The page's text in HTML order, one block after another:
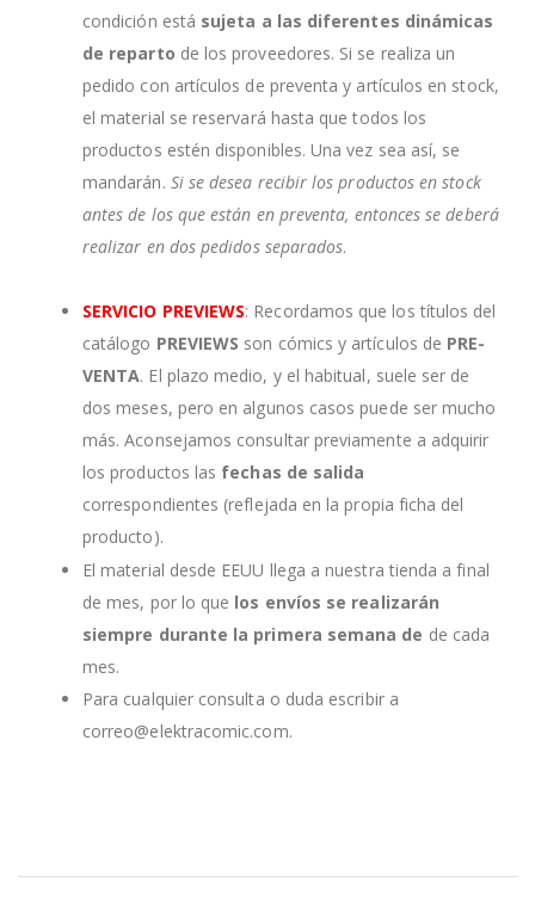
condición está sujeta a las diferentes dinámicas
de reparto de los proveedores. Si se realiza un
pedido con artículos de preventa y artículos en stock,
el material se reservará hasta que todos los
productos estén disponibles. Una vez sea así, se
mandarán. Si se desea recibir los productos en stock
antes de los que están en preventa, entonces se deberá
realizar en dos pedidos separados.
SERVICIO PREVIEWS: Recordamos que los títulos del
catálogo PREVIEWS son cómics y artículos de PRE-
VENTA. El plazo medio, y el habitual, suele ser de
dos meses, pero en algunos casos puede ser mucho
más. Aconsejamos consultar previamente a adquirir
los productos las fechas de salida
correspondientes (reflejada en la propia ficha del
producto).
El material desde EEUU llega a nuestra tienda a final
de mes, por lo que los envíos se realizarán
siempre durante la primera semana de de cada
mes.
Para cualquier consulta o duda escribir a
correo@elektracomic.com.